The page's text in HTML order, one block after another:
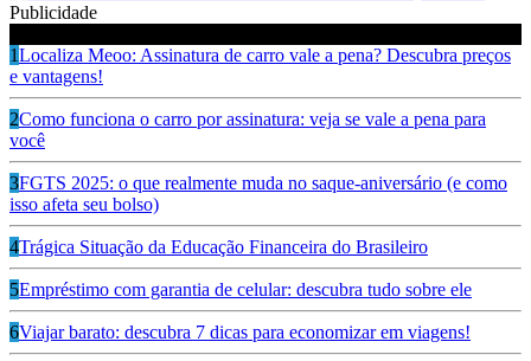
Publicidade
1Localiza Meoo: Assinatura de carro vale a pena? Descubra preços
e vantagens!
2Como funciona o carro por assinatura: veja se vale a pena para
você
3FGTS 2025: o que realmente muda no saque-aniversário (e como
isso afeta seu bolso)
4Trágica Situação da Educação Financeira do Brasileiro
5Empréstimo com garantia de celular: descubra tudo sobre ele
6Viajar barato: descubra 7 dicas para economizar em viagens!